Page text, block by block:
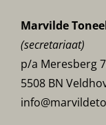
Marvilde
(secretariaat)
p/a Meresberg
5508 BN